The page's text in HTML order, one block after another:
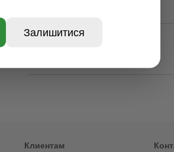
Клиентам
Залишитися